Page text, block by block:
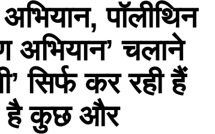
पॉलीथिन
अभियान’ चलाने
सिर्फ कर रही हैं
है कुछ और